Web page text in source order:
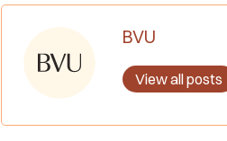
BVU
View all posts